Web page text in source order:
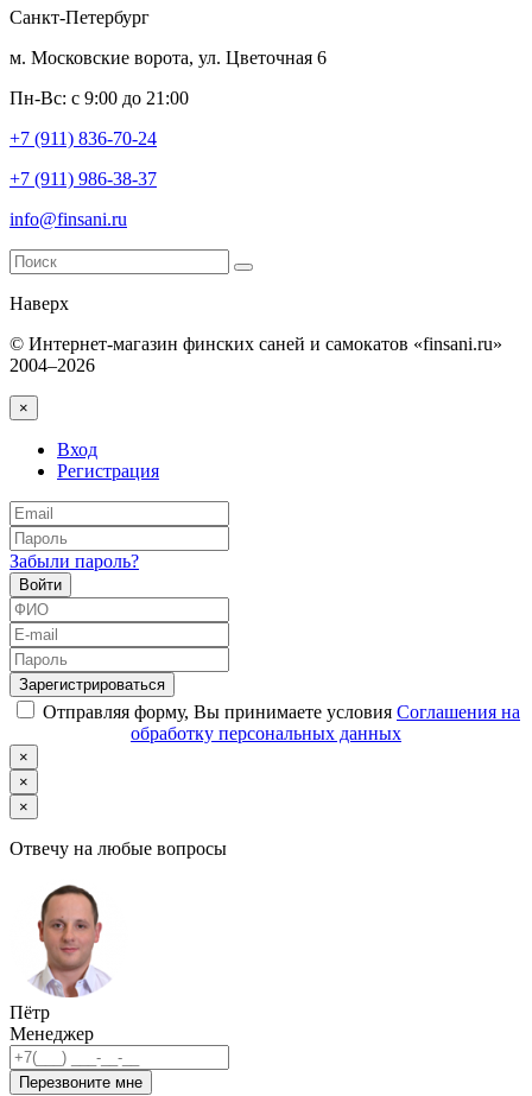
Санкт-Петербург
м. Московские ворота, ул. Цветочная 6
Пн-Вс: с 9:00 до 21:00
+7 (911) 836-70-24
+7 (911) 986-38-37
info@finsani.ru
Наверх
© Интернет-магазин финских саней и самокатов «finsani.ru»
2004–2026
×
Вход
Регистрация
Забыли пароль?
Войти
Зарегистрироваться
Отправляя форму, Вы принимаете условия Соглашения на
обработку персональных данных
×
×
×
Отвечу на любые вопросы
Пётр
Менеджер
Перезвоните мне